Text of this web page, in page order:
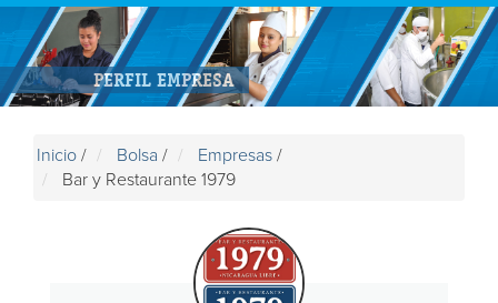
PERFIL EMPRESA
Inicio / Bolsa / Empresas /
Bar y Restaurante 1979